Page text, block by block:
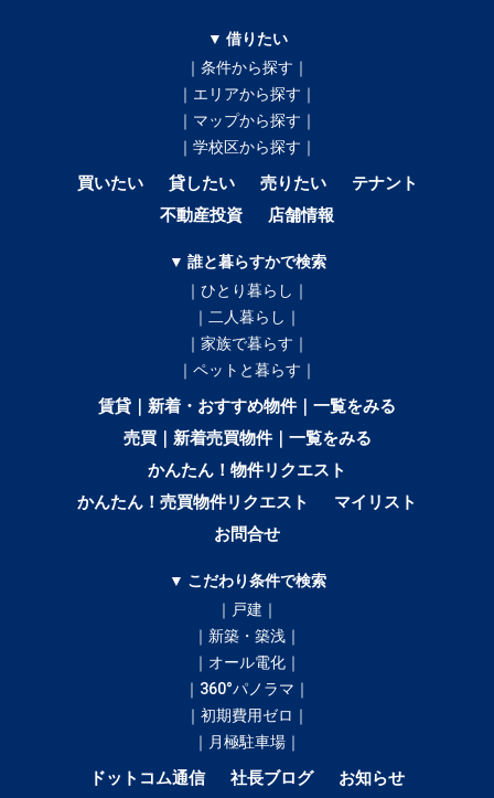
▼ 借りたい
｜条件から探す｜
｜エリアから探す｜
｜マップから探す｜
｜学校区から探す｜
買いたい 貸したい 売りたい
テナント
不動産投資
店舗情報
▼ 誰と暮らすかで検索
｜ひとり暮らし｜
｜二人暮らし｜
｜家族で暮らす｜
｜ペットと暮らす｜
賃貸｜新着・おすすめ物件｜一覧をみる
売買｜新着売買物件｜一覧をみる
かんたん！物件リクエスト
かんたん！売買物件リクエスト
マイリスト
お問合せ
▼ こだわり条件で検索
｜戸建｜
｜新築・築浅｜
｜オール電化｜
｜360°パノラマ｜
｜初期費用ゼロ｜
｜月極駐車場｜
ドットコム通信 社長ブログ お知らせ